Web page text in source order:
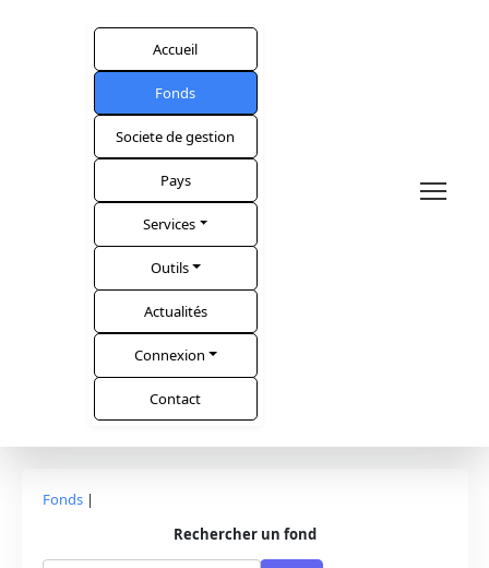
Accueil
Fonds
Societe de gestion
Pays
Services
Outils
Actualités
Connexion
Contact
Fonds |
Rechercher un fond